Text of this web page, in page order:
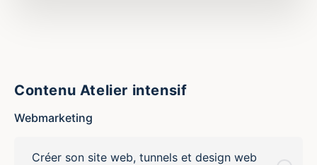
Contenu Atelier intensif
Webmarketing
Créer son site web, tunnels et design web